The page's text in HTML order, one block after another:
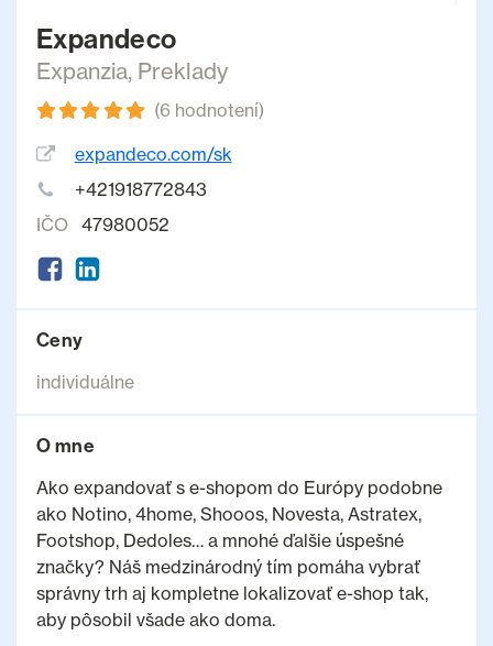
Expandeco
Expanzia, Preklady
(6 hodnotení)
expandeco.com/sk
+421918772843
IČO
47980052
Ceny
individuálne
O mne
Ako expandovať s e-shopom do Európy podobne
ako Notino, 4home, Shooos, Novesta, Astratex,
Footshop, Dedoles… a mnohé ďalšie úspešné
značky? Náš medzinárodný tím pomáha vybrať
správny trh aj kompletne lokalizovať e-shop tak,
aby pôsobil všade ako doma.